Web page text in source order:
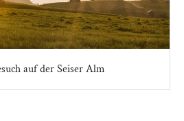
auf der Seiser Alm